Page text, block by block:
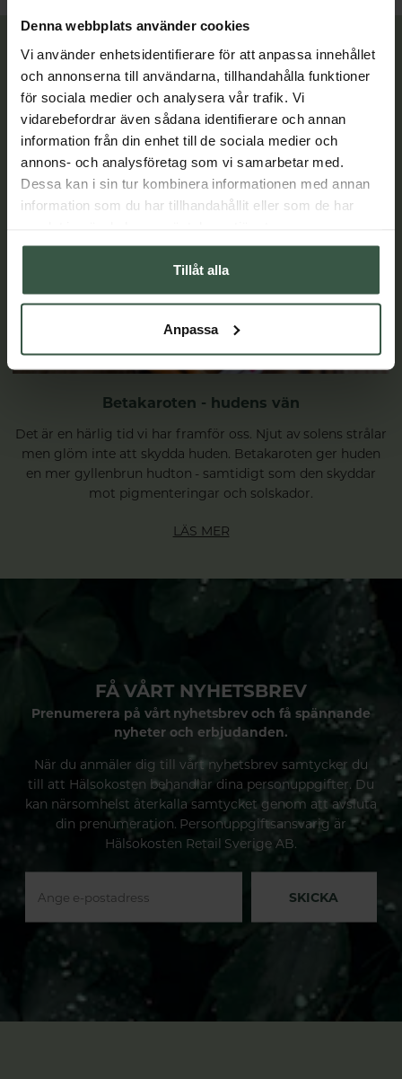
Denna webbplats använder cookies
Vi använder enhetsidentifierare för att anpassa innehållet
och annonserna till användarna, tillhandahålla funktioner
för sociala medier och analysera vår trafik. Vi
vidarebefordrar även sådana identifierare och annan
information från din enhet till de sociala medier och
annons- och analysföretag som vi samarbetar med.
Dessa kan i sin tur kombinera informationen med annan
information som du har tillhandahållit eller som de har
Tillåt alla
Anpassa
Lär dig mer
Betakaroten - hudens vän
Det är en härlig tid vi har framför oss. Njut av solens strålar
men glöm inte att skydda huden. Betakaroten ger huden
en mer gyllenbrun hudton - samtidigt som den skyddar
mot pigmenteringar och solskador.
LÄS MER
FÅ VÅRT NYHETSBREV
Prenumerera på vårt nyhetsbrev och få spännande
nyheter och erbjudanden.
När du anmäler dig till vårt nyhetsbrev samtycker du
till att Hälsokosten behandlar dina personuppgifter. Du
kan närsomhelst återkalla samtycket genom att avsluta
din prenumeration. Personuppgiftsansvarig är
Hälsokosten Retail Sverige AB.
SKICKA